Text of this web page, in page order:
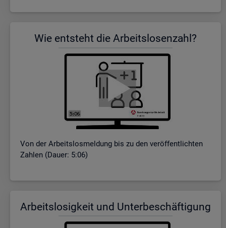
Wie ent­steht die Ar­beits­lo­sen­zahl?
Von der Ar­beits­los­mel­dung bis zu den ver­öf­fent­lich­ten
Zah­len (Dauer: 5:06)
Ar­beits­lo­sig­keit und Un­ter­be­schäf­ti­gung